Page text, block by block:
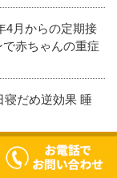
4月からの定期接
赤ちゃんの重症
寝だめ逆効果 睡
富だけど…「ミ
に？ 医師に聞く
ンライン相談予約